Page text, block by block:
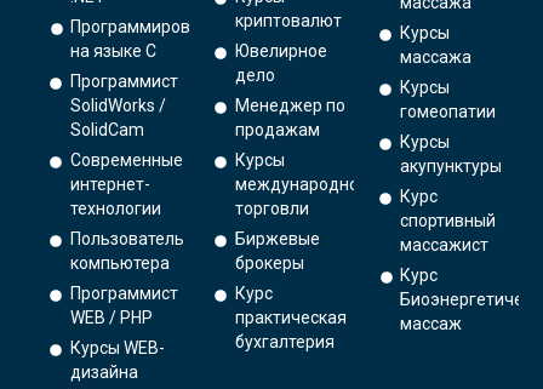
Программирование
на языке С
Программист
SolidWorks /
SolidCam
Современные
интернет-
технологии
Пользователь
компьютера
Программист
WEB / PHP
Курсы WEB-
дизайна
криптовалют
Ювелирное
дело
Менеджер по
продажам
Курсы
международной
торговли
Биржевые
брокеры
Курс
практическая
бухгалтерия
Курсы
массажа
Курсы
гомеопатии
Курсы
акупунктуры
Курс
спортивный
массажист
Курс
массаж